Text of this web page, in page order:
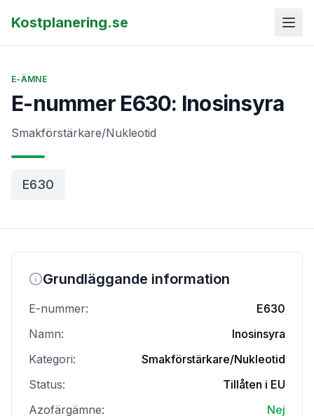
Kostplanering.se
E-ÄMNE
E-nummer E630: Inosinsyra
Smakförstärkare/Nukleotid
E630
Grundläggande information
E-nummer:
E630
Namn:
Inosinsyra
Kategori:
Smakförstärkare/Nukleotid
Status:
Tillåten i EU
Azofärgämne:
Nej